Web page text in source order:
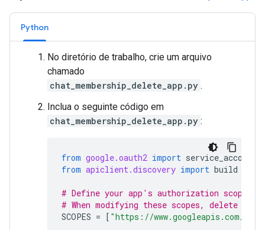
Python
No diretório de trabalho, crie um arquivo
chamado
chat_membership_delete_app.py .
Inclua o seguinte código em
chat_membership_delete_app.py :
from google.oauth2 import service_account
from apiclient.discovery import build
# Define your app's authorization scopes.
# When modifying these scopes, delete
SCOPES = [ "https://www.googleapis.com/